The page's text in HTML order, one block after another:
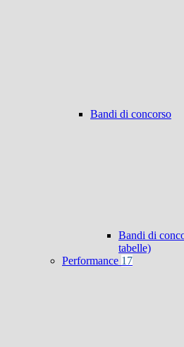
Bandi di concorso
Bandi di
tabelle)
Performance 17